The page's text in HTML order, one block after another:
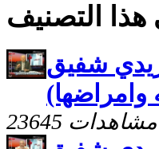
التصنيف
شفيق
وامراضها)
23645 مشاهدات